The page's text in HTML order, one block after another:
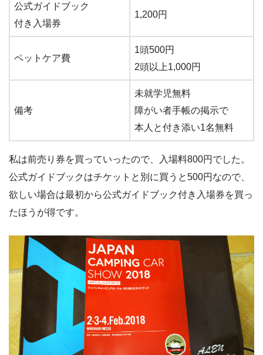
公式ガイドブック
付き入場券
1,200円
ペットケア費
1頭500円
2頭以上1,000円
備考
未就学児無料
障がい者手帳の掲示で
本人と付き添い1名無料
私は前売り券を買っていったので、入場料800円でした。
公式ガイドブックはチケットと別に買うと500円なので、
欲しい場合は最初から公式ガイドブック付き入場券を買っ
たほうが得です。